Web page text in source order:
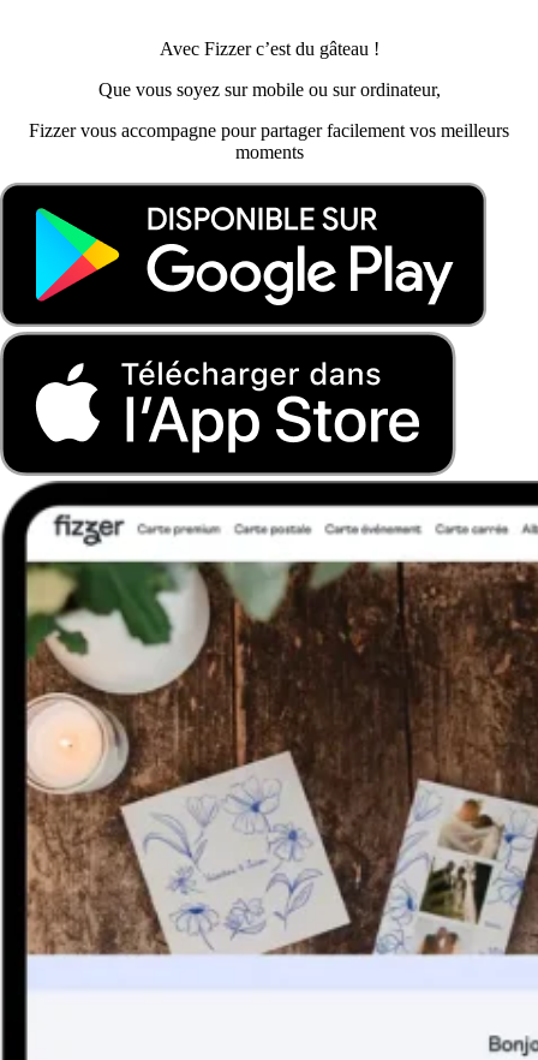
Avec Fizzer c’est du gâteau !
Que vous soyez sur mobile ou sur ordinateur,
Fizzer vous accompagne pour partager facilement vos meilleurs
moments